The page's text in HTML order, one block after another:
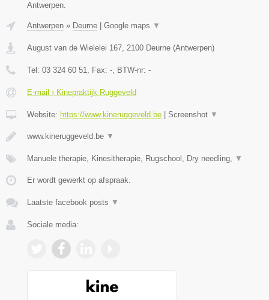
Antwerpen.
Antwerpen » Deurne Google maps ▼
August van de Wielelei 167, 2100 Deurne (Antwerpen)
Tel: 03 324 60 51, Fax: -, BTW-nr: -
E-mail › Kinepraktijk Ruggeveld
Website: https://www.kineruggeveld.be Screenshot ▼
www.kineruggeveld.be ▼
Manuele therapie, Kinesitherapie, Rugschool, Dry needling, ▼
Er wordt gewerkt op afspraak.
Laatste facebook posts ▼
Sociale media: